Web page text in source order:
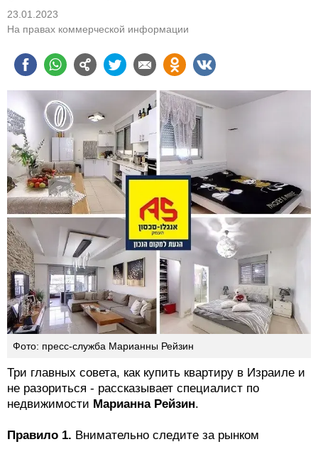
23.01.2023
На правах коммерческой информации
Фото: пресс-служба Марианны Рейзин
Три главных совета, как купить квартиру в Израиле и
не разориться - рассказывает специалист по
недвижимости Марианна Рейзин.
Правило 1. Внимательно следите за рынком